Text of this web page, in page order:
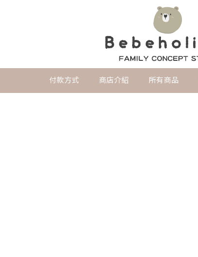
付款方式 商店介紹 所有商品